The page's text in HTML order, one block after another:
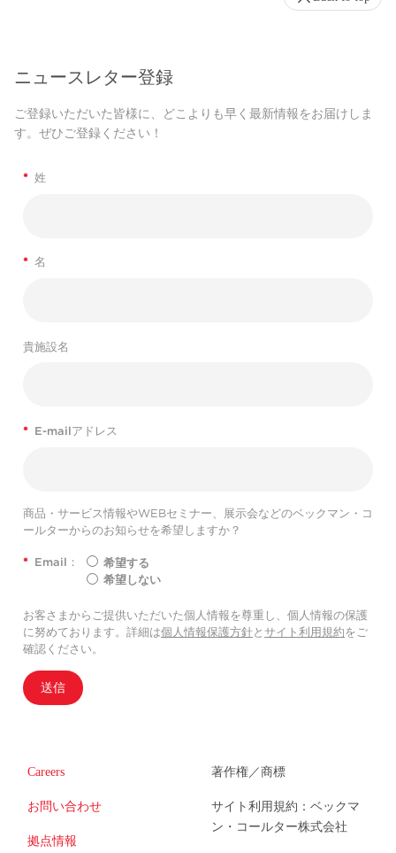
ニュースレター登録
ご登録いただいた皆様に、どこよりも早く最新情報をお届けしま
す。ぜひご登録ください！
* 姓
* 名
貴施設名
* E-mailアドレス
商品・サービス情報やWEBセミナー、展示会などのベックマン・コ
ールターからのお知らせを希望しますか？
* Email：
希望する
希望しない
お客さまからご提供いただいた個人情報を尊重し、個人情報の保護
に努めております。詳細は個人情報保護方針と サイト利用規約をご
確認ください。
送信
Careers
お問い合わせ
拠点情報
著作権／商標
サイト利用規約：ベックマ
ン・コールター株式会社